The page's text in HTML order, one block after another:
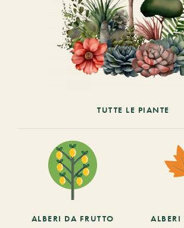
TUTTE LE PIANTE
ALBERI DA FRUTTO
ALBERI